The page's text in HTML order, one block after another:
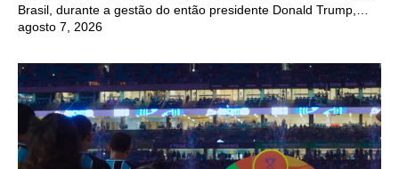
Brasil, durante a gestão do então presidente Donald Trump,…
agosto 7, 2026